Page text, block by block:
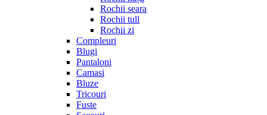
Rochii seara
Rochii tull
Rochii zi
Compleuri
Blugi
Pantaloni
Camasi
Bluze
Tricouri
Fuste